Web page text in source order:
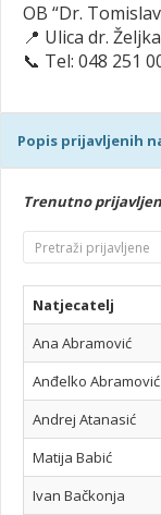
OB “Dr.
📍 Ulica dr.
📞 Tel: 048 251
Popis prijavljenih
Trenutno
Natjecatelj
Ana Abramović
Anđelko Abramović
Andrej Atanasić
Matija Babić
Ivan Bačkonja